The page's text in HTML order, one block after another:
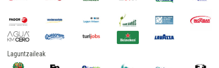
Laguntzaileak